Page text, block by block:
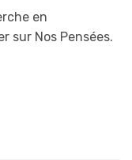
en
sur Nos Pensées.